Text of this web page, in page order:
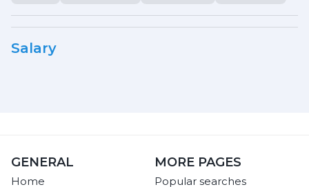
Salary
GENERAL
Home
MORE PAGES
Popular searches